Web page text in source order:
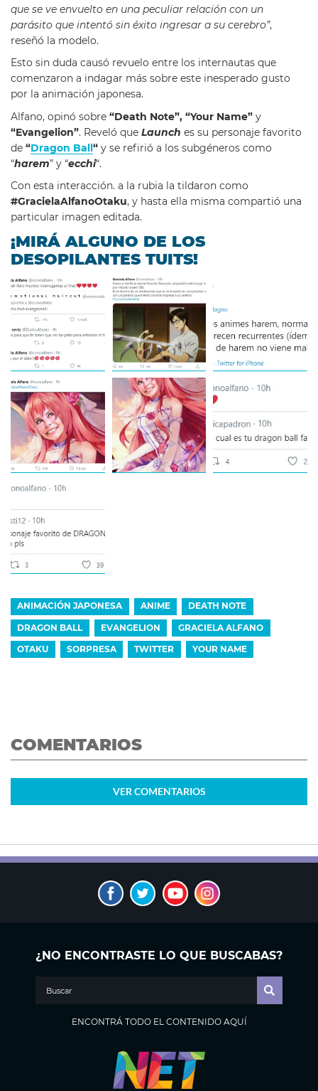
que se ve envuelto en una peculiar relación con un
parásito que intentó sin éxito ingresar a su cerebro”,
reseñó la modelo.
Esto sin duda causó revuelo entre los internautas que
comenzaron a indagar más sobre este inesperado gusto
por la animación japonesa.
Alfano, opinó sobre “Death Note”, “Your Name” y
“Evangelion”. Reveló que Launch es su personaje favorito
de “Dragon Ball “ y se refirió a los subgéneros como
“harem” y “ecchi“.
Con esta interacción. a la rubia la tildaron como
#GracielaAlfanoOtaku, y hasta ella misma compartió una
particular imagen editada.
¡MIRÁ ALGUNO DE LOS
DESOPILANTES TUITS!
ANIMACIÓN JAPONESA ANIME DEATH NOTE
DRAGON BALL EVANGELION GRACIELA ALFANO
OTAKU SORPRESA TWITTER YOUR NAME
COMENTARIOS
VER COMENTARIOS
¿NO ENCONTRASTE LO QUE BUSCABAS?
ENCONTRÁ TODO EL CONTENIDO AQUÍ